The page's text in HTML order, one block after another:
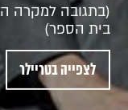
(בתגובה למקרה
בית הספר)
לצפייה בטריילר